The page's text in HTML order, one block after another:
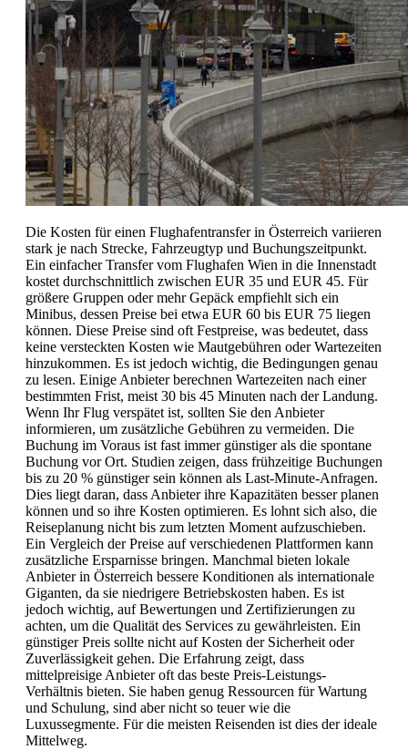
Die Kosten für einen Flughafentransfer in Österreich variieren
stark je nach Strecke, Fahrzeugtyp und Buchungszeitpunkt.
Ein einfacher Transfer vom Flughafen Wien in die Innenstadt
kostet durchschnittlich zwischen EUR 35 und EUR 45. Für
größere Gruppen oder mehr Gepäck empfiehlt sich ein
Minibus, dessen Preise bei etwa EUR 60 bis EUR 75 liegen
können. Diese Preise sind oft Festpreise, was bedeutet, dass
keine versteckten Kosten wie Mautgebühren oder Wartezeiten
hinzukommen. Es ist jedoch wichtig, die Bedingungen genau
zu lesen. Einige Anbieter berechnen Wartezeiten nach einer
bestimmten Frist, meist 30 bis 45 Minuten nach der Landung.
Wenn Ihr Flug verspätet ist, sollten Sie den Anbieter
informieren, um zusätzliche Gebühren zu vermeiden. Die
Buchung im Voraus ist fast immer günstiger als die spontane
Buchung vor Ort. Studien zeigen, dass frühzeitige Buchungen
bis zu 20 % günstiger sein können als Last-Minute-Anfragen.
Dies liegt daran, dass Anbieter ihre Kapazitäten besser planen
können und so ihre Kosten optimieren. Es lohnt sich also, die
Reiseplanung nicht bis zum letzten Moment aufzuschieben.
Ein Vergleich der Preise auf verschiedenen Plattformen kann
zusätzliche Ersparnisse bringen. Manchmal bieten lokale
Anbieter in Österreich bessere Konditionen als internationale
Giganten, da sie niedrigere Betriebskosten haben. Es ist
jedoch wichtig, auf Bewertungen und Zertifizierungen zu
achten, um die Qualität des Services zu gewährleisten. Ein
günstiger Preis sollte nicht auf Kosten der Sicherheit oder
Zuverlässigkeit gehen. Die Erfahrung zeigt, dass
mittelpreisige Anbieter oft das beste Preis-Leistungs-
Verhältnis bieten. Sie haben genug Ressourcen für Wartung
und Schulung, sind aber nicht so teuer wie die
Luxussegmente. Für die meisten Reisenden ist dies der ideale
Mittelweg.